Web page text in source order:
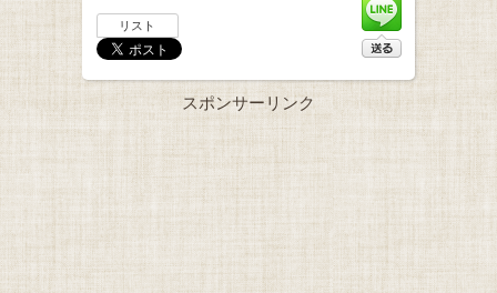
リスト
スポンサーリンク